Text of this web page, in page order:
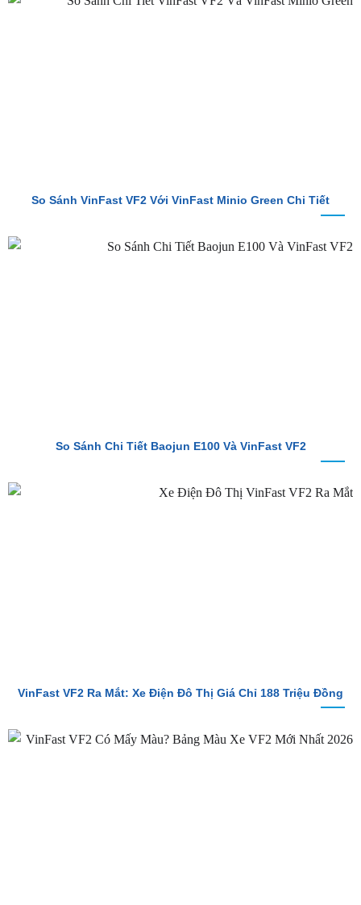
So Sánh VinFast VF2 Với VinFast Minio Green Chi Tiết
So Sánh Chi Tiết Baojun E100 Và VinFast VF2
VinFast VF2 Ra Mắt: Xe Điện Đô Thị Giá Chỉ 188 Triệu Đồng